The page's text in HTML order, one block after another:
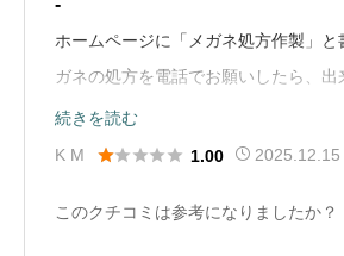
-
ホームページに「メガネ処方作製」と
ガネの処方を電話でお願いしたら、出
も出せませんと断られた。（Google
続きを読む
K M
 1.00 2025.12.15
このクチコミは参考になりましたか？